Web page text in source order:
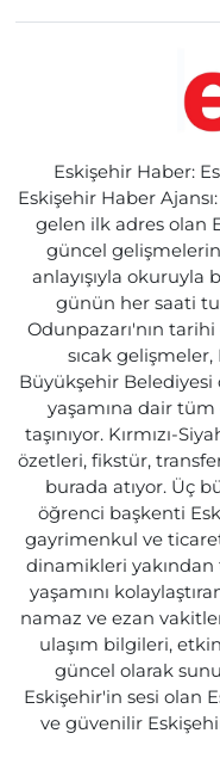
Eskişehir Haber:
Eskişehir Haber
gelen ilk adres olan
güncel gelişmelerini
anlayışıyla okuruyla
günün her saati
Odunpazarı'nın
sıcak
Büyükşehir
yaşamına dair tüm
taşınıyor. Kırmızı-
özetleri, fikstür,
burada atıyor. Üç
öğrenci başkenti
gayrimenkul ve
dinamikleri yakından
yaşamını
namaz ve ezan
ulaşım bilgileri,
güncel olarak
Eskişehir'in sesi olan
ve güvenilir